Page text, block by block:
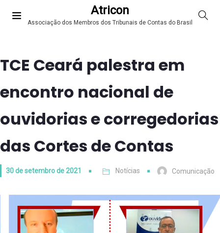
Atricon
Associação dos Membros dos Tribunais de Contas do Brasil
TCE Ceará palestra em
encontro nacional de
ouvidorias e corregedorias
das Cortes de Contas
30 de setembro de 2021 Notícias Comunicação